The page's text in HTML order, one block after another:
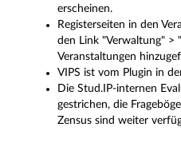
erscheinen.
Registerseiten in den
den Link "Verwaltung" >
Veranstaltungen
VIPS ist vom Plugin in
Die Stud.IP-internen
gestrichen, die
Zensus sind weiter